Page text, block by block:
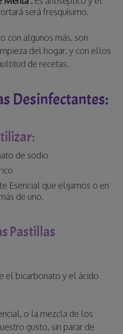
será fresquísimo.
con algunos más, son
del hogar, y con ellos
de recetas.
Desinfectantes:
de sodio
Esencial que elijamos o en
de uno.
Pastillas
el bicarbonato y el ácido
o la mezcla de los
gusto, sin parar de